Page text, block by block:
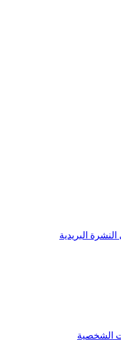
البريدية
الشخصية